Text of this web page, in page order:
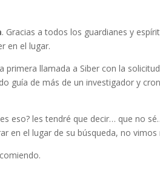
. Gracias a todos los guardianes y
en el lugar.
llamada a Siber con la
guía de más de un investigador y
eso? les tendré que decir… que no
en el lugar de su búsqueda, no vimos